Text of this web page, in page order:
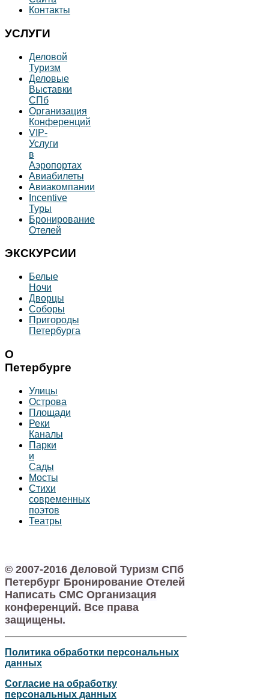
Контакты
УСЛУГИ
Деловой
Туризм
Деловые
Выставки
СПб
Организация
Конференций
VIP-
Услуги
в
Аэропортах
Авиабилеты
Авиакомпании
Incentive
Туры
Бронирование
Отелей
ЭКСКУРСИИ
Белые
Ночи
Дворцы
Соборы
Пригороды
Петербурга
О
Петербурге
Улицы
Острова
Площади
Реки
Каналы
Парки
и
Сады
Мосты
Стихи
современных
поэтов
Театры
© 2007-2016 Деловой Туризм СПб
Петербург Бронирование Отелей
Написать СМС Организация
конференций. Все права
защищены.
Политика обработки персональных
данных
Согласие на обработку
персональных данных